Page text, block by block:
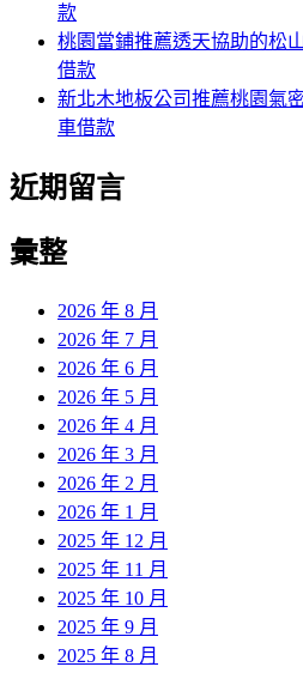
款
桃園當鋪推薦透天協助的松
借款
新北木地板公司推薦桃園氣
車借款
近期留言
彙整
2026 年 8 月
2026 年 7 月
2026 年 6 月
2026 年 5 月
2026 年 4 月
2026 年 3 月
2026 年 2 月
2026 年 1 月
2025 年 12 月
2025 年 11 月
2025 年 10 月
2025 年 9 月
2025 年 8 月